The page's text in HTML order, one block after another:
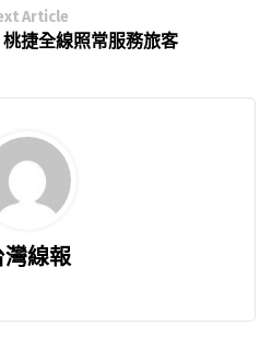
Article
捷全線照常服務旅客
灣線報